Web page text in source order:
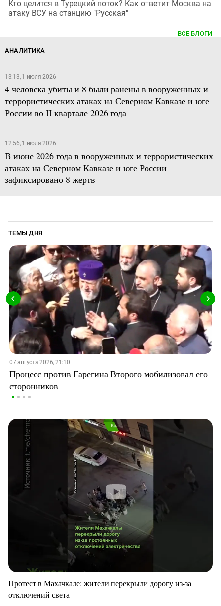
Кто целится в Турецкий поток? Как ответит Москва на
атаку ВСУ на станцию "Русская"
ВСЕ БЛОГИ
АНАЛИТИКА
13:13, 1 июля 2026
4 человека убиты и 8 были ранены в вооруженных и
террористических атаках на Северном Кавказе и юге
России во II квартале 2026 года
12:56, 1 июля 2026
В июне 2026 года в вооруженных и террористических
атаках на Северном Кавказе и юге России
зафиксировано 8 жертв
ТЕМЫ ДНЯ
07 августа 2026, 21:10
Процесс против Гарегина Второго мобилизовал его
сторонников
Протест в Махачкале: жители перекрыли дорогу из-за
отключений света